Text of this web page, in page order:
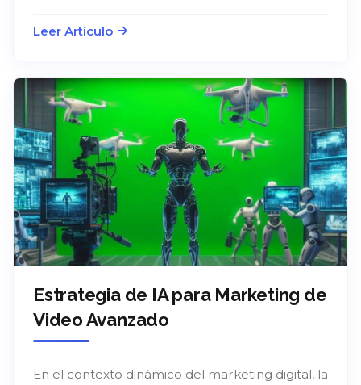
Leer Artículo
Estrategia de IA para Marketing de
Video Avanzado
En el contexto dinámico del marketing digital, la